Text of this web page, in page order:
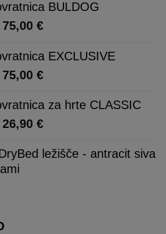
BULDOG
75,00 €Cenovni
od
45,00 €
75,00 €
EXCLUSIVE
75,00 €Cenovni
od
40,00 €
75,00 €
za hrte CLASSIC
26,90 €Cenovni
od
ležišče - antracit siva